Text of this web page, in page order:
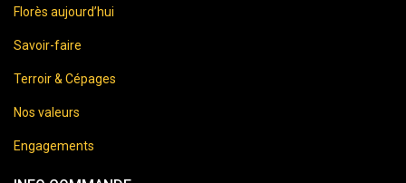
Florès aujourd’hui
Savoir-faire
Terroir & Cépages
Nos valeurs
Engagements